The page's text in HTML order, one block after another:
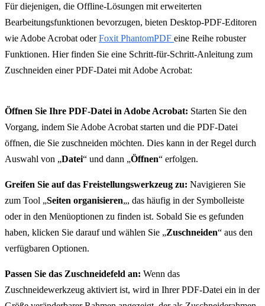
Für diejenigen, die Offline-Lösungen mit erweiterten
Bearbeitungsfunktionen bevorzugen, bieten Desktop-PDF-Editoren
wie Adobe Acrobat oderFoxit PhantomPDF eine Reihe robuster
Funktionen. Hier finden Sie eine Schritt-für-Schritt-Anleitung zum
Zuschneiden einer PDF-Datei mit Adobe Acrobat:
Öffnen Sie Ihre PDF-Datei in Adobe Acrobat: Starten Sie den
Vorgang, indem Sie Adobe Acrobat starten und die PDF-Datei
öffnen, die Sie zuschneiden möchten. Dies kann in der Regel durch
Auswahl von „Datei“ und dann „Öffnen“ erfolgen.
Greifen Sie auf das Freistellungswerkzeug zu: Navigieren Sie
zum Tool „Seiten organisieren„, das häufig in der Symbolleiste
oder in den Menüoptionen zu finden ist. Sobald Sie es gefunden
haben, klicken Sie darauf und wählen Sie „Zuschneiden“ aus den
verfügbaren Optionen.
Passen Sie das Zuschneidefeld an: Wenn das
Zuschneidewerkzeug aktiviert ist, wird in Ihrer PDF-Datei ein in der